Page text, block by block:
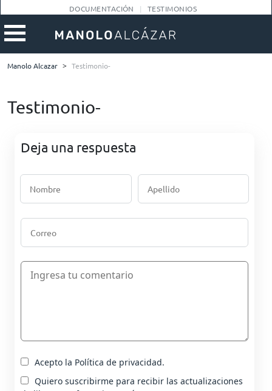
DOCUMENTACIÓN TESTIMONIOS
Manolo Alcazar > Testimonio-
Testimonio-
Deja una respuesta
Acepto la Política de privacidad.
Quiero suscribirme para recibir las actualizaciones